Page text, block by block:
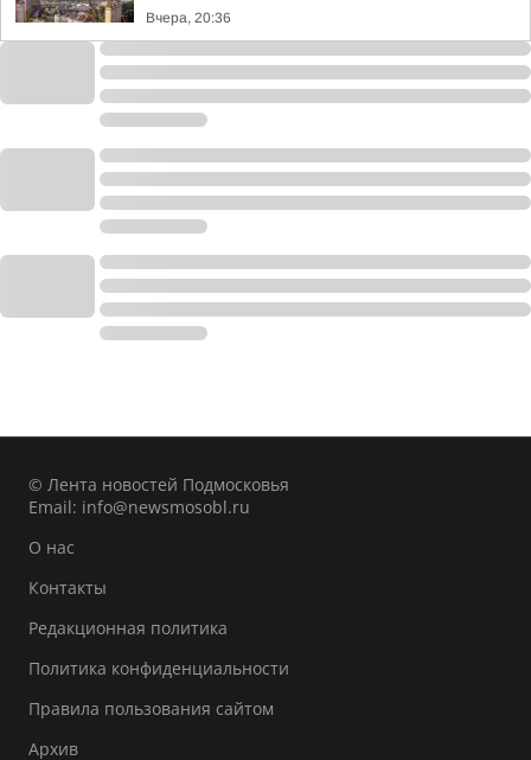
Вчера, 20:36
© Лента новостей Подмосковья
Email: info@newsmosobl.ru
О нас
Контакты
Редакционная политика
Политика конфиденциальности
Правила пользования сайтом
Архив